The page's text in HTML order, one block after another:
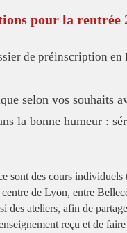
pour la rentrée
de préinscription en
selon vos souhaits
la bonne humeur :
sont des cours individuels
de Lyon, entre
des ateliers, afin de
reçu et de